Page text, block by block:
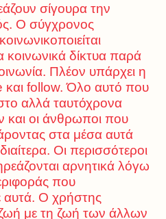
σίγουρα την
Ο σύγχρονος
δίκτυα παρά
Πλέον υπάρχει η
και follow. Όλο αυτό που
αλλά ταυτόχρονα
και οι άνθρωποι που
στα μέσα αυτά
Οι περισσότεροι
αρνητικά λόγω
που
Ο χρήστης
ζωή με τη ζωή των άλλων